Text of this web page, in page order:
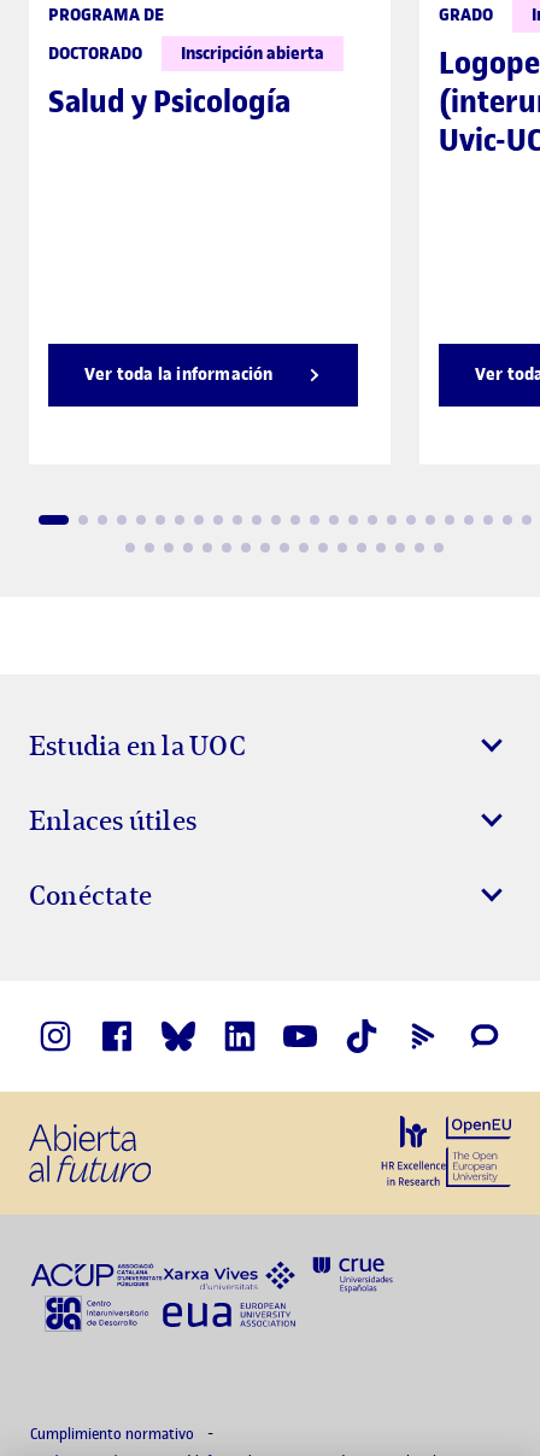
PROGRAMA DE
DOCTORADO
Inscripción abierta
Salud y Psicología
Ver toda la información
GRADO
Uvic-
Ver
Estudia en la UOC
Enlaces útiles
Conéctate
Cumplimiento normativo